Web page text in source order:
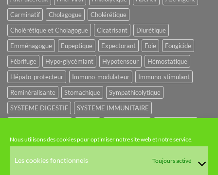
Nous utilisons des cookies pour optimiser notre site web et notre service.
Les cookies fonctionnels Toujours activé
Carminatif
Cholagogue
Cholérétique
Cholérétique et Cholagogue
Cicatrisant
Diurétique
Emménagogue
Eupeptique Expectorant Foie
Fongicide
Fébrifuge
Hypo-glycémiant Hypotenseur
Hémostatique
Hépato-protecteur
Immuno-modulateur
Immuno-stimulant
Reminéralisante
Stomachique
Sympathicolytique
SYSTEME DIGESTIF
SYSTEME IMMUNITAIRE
NOS CATÉGORIES